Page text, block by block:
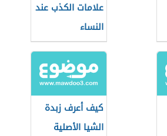
علامات الكذب عند
النساء
كيف أعرف زبدة
الشيا الأصلية